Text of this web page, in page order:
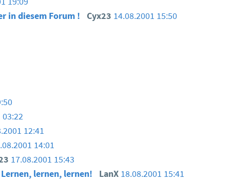
in diesem Forum !
Cyx23 14.08.2001 15:50
03:22
12:41
14:01
17.08.2001 15:43
Lernen, lernen, lernen!
LanX 18.08.2001 15:41